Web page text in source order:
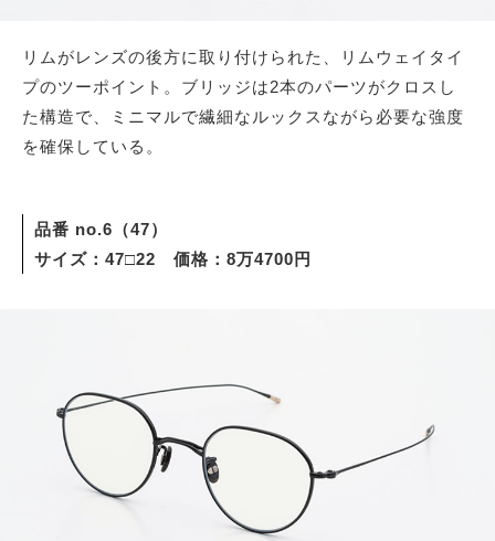
リムがレンズの後方に取り付けられた、リムウェイタイ
プのツーポイント。ブリッジは2本のパーツがクロスし
た構造で、ミニマルで繊細なルックスながら必要な強度
を確保している。
品番 no.6（47）
サイズ：47□22 価格：8万4700円